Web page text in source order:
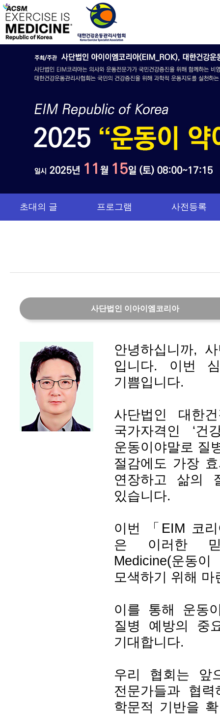
초대의 글 프로그램 사전등록
사단법인 이아이엠코리아
안녕하십니까,
입니다. 이번
기쁨입니다.
사단법인 대한
국가자격인 ‘건
운동이야말로 질
절감에도 가장
연장하고 삶의
있습니다.
이번 「EIM 코
은 이러한 믿
Medicine(운동
모색하기 위해
이를 통해 운동
질병 예방의 중
기대합니다.
우리 협회는 앞
전문가들과 협
학문적 기반을